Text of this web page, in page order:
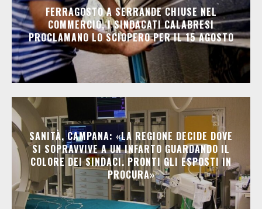
FERRAGOSTO A SERRANDE CHIUSE NEL
COMMERCIO, I SINDACATI CALABRESI
PROCLAMANO LO SCIOPERO PER IL 15 AGOSTO
SANITÀ, CAMPANA: «LA REGIONE DECIDE DOVE
SI SOPRAVVIVE A UN INFARTO GUARDANDO IL
COLORE DEI SINDACI. PRONTI GLI ESPOSTI IN
PROCURA»